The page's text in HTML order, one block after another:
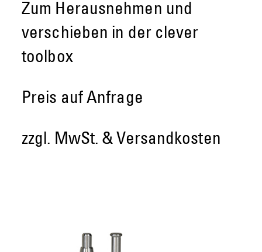
Zum Herausnehmen und
verschieben in der clever
toolbox
Preis auf Anfrage
zzgl. MwSt. & Versandkosten